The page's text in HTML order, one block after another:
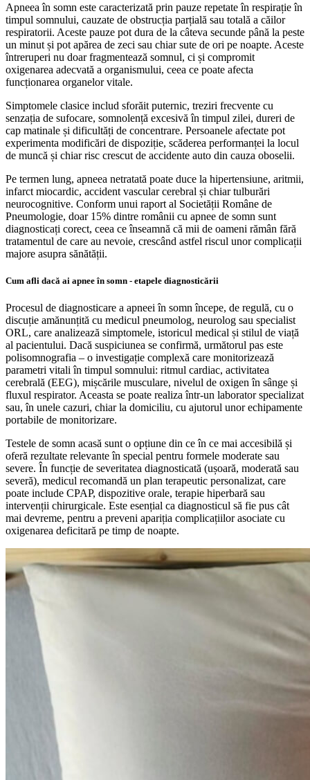
Apneea în somn este caracterizată prin pauze repetate în respirație în
timpul somnului, cauzate de obstrucția parțială sau totală a căilor
respiratorii. Aceste pauze pot dura de la câteva secunde până la peste
un minut și pot apărea de zeci sau chiar sute de ori pe noapte. Aceste
întreruperi nu doar fragmentează somnul, ci și compromit
oxigenarea adecvată a organismului, ceea ce poate afecta
funcționarea organelor vitale.
Simptomele clasice includ sforăit puternic, treziri frecvente cu
senzația de sufocare, somnolență excesivă în timpul zilei, dureri de
cap matinale și dificultăți de concentrare. Persoanele afectate pot
experimenta modificări de dispoziție, scăderea performanței la locul
de muncă și chiar risc crescut de accidente auto din cauza oboselii.
Pe termen lung, apneea netratată poate duce la hipertensiune, aritmii,
infarct miocardic, accident vascular cerebral și chiar tulburări
neurocognitive. Conform unui raport al Societății Române de
Pneumologie, doar 15% dintre românii cu apnee de somn sunt
diagnosticați corect, ceea ce înseamnă că mii de oameni rămân fără
tratamentul de care au nevoie, crescând astfel riscul unor complicații
majore asupra sănătății.
Cum afli dacă ai apnee în somn - etapele diagnosticării
Procesul de diagnosticare a apneei în somn începe, de regulă, cu o
discuție amănunțită cu medicul pneumolog, neurolog sau specialist
ORL, care analizează simptomele, istoricul medical și stilul de viață
al pacientului. Dacă suspiciunea se confirmă, următorul pas este
polisomnografia – o investigație complexă care monitorizează
parametri vitali în timpul somnului: ritmul cardiac, activitatea
cerebrală (EEG), mișcările musculare, nivelul de oxigen în sânge și
fluxul respirator. Aceasta se poate realiza într-un laborator specializat
sau, în unele cazuri, chiar la domiciliu, cu ajutorul unor echipamente
portabile de monitorizare.
Testele de somn acasă sunt o opțiune din ce în ce mai accesibilă și
oferă rezultate relevante în special pentru formele moderate sau
severe. În funcție de severitatea diagnosticată (ușoară, moderată sau
severă), medicul recomandă un plan terapeutic personalizat, care
poate include CPAP, dispozitive orale, terapie hiperbară sau
intervenții chirurgicale. Este esențial ca diagnosticul să fie pus cât
mai devreme, pentru a preveni apariția complicațiilor asociate cu
oxigenarea deficitară pe timp de noapte.